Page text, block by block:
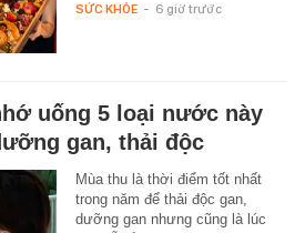
SỨC KHỎE - 6 giờ trước
uống 5 loại nước này
gan, thải độc
Mùa thu là thời điểm tốt nhất
trong năm để thải độc gan,
dưỡng gan nhưng cũng là lúc